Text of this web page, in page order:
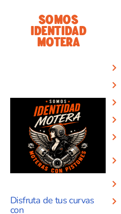
Somos
Identidad
Motera
Disfruta de tus curvas
con